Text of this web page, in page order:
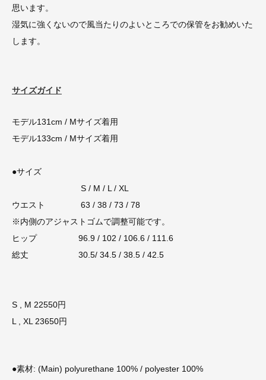
思います。
湿気に強くないので風当たりのよいところでの保管をお勧めいた
します。
サイズガイド
モデル131cm / Mサイズ着用
モデル133cm / Mサイズ着用
●サイズ
S / M / L / XL
ウエスト 63 / 38 / 73 / 78
※内側のアジャストゴムで調整可能です。
ヒップ 96.9 / 102 / 106.6 / 111.6
総丈 30.5/ 34.5 / 38.5 / 42.5
S , M 22550円
L , XL 23650円
●素材: (Main) polyurethane 100% / polyester 100%